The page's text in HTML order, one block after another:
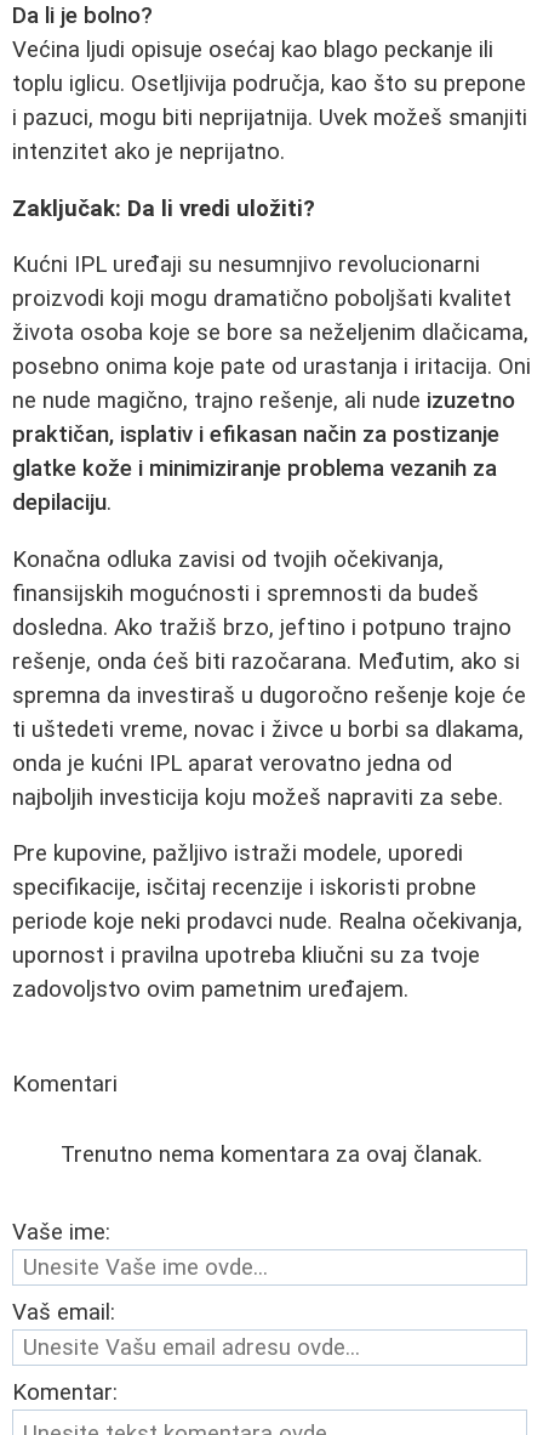
Da li je bolno?
Većina ljudi opisuje osećaj kao blago peckanje ili
toplu iglicu. Osetljivija područja, kao što su prepone
i pazuci, mogu biti neprijatnija. Uvek možeš smanjiti
intenzitet ako je neprijatno.
Zaključak: Da li vredi uložiti?
Kućni IPL uređaji su nesumnjivo revolucionarni
proizvodi koji mogu dramatično poboljšati kvalitet
života osoba koje se bore sa neželjenim dlačicama,
posebno onima koje pate od urastanja i iritacija. Oni
ne nude magično, trajno rešenje, ali nude izuzetno
praktičan, isplativ i efikasan način za postizanje
glatke kože i minimiziranje problema vezanih za
depilaciju.
Konačna odluka zavisi od tvojih očekivanja,
finansijskih mogućnosti i spremnosti da budeš
dosledna. Ako tražiš brzo, jeftino i potpuno trajno
rešenje, onda ćeš biti razočarana. Međutim, ako si
spremna da investiraš u dugoročno rešenje koje će
ti uštedeti vreme, novac i živce u borbi sa dlakama,
onda je kućni IPL aparat verovatno jedna od
najboljih investicija koju možeš napraviti za sebe.
Pre kupovine, pažljivo istraži modele, uporedi
specifikacije, isčitaj recenzije i iskoristi probne
periode koje neki prodavci nude. Realna očekivanja,
upornost i pravilna upotreba kliučni su za tvoje
zadovoljstvo ovim pametnim uređajem.
Komentari
Trenutno nema komentara za ovaj članak.
Vaše ime:
Vaš email:
Komentar: